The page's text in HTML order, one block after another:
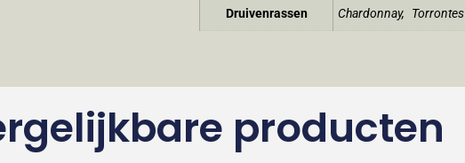
Druivenrassen Chardonnay, Torrontes
producten